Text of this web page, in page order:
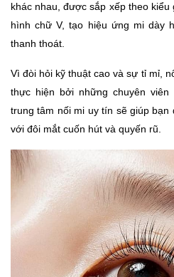
khác nhau, được sắp xếp theo
hình chữ V, tạo hiệu ứng mi dày
thanh thoát.
Vì đòi hỏi kỹ thuật cao và sự tỉ mỉ,
thực hiện bởi những chuyên viên
trung tâm nối mi uy tín sẽ giúp
với đôi mắt cuốn hút và quyến rũ.